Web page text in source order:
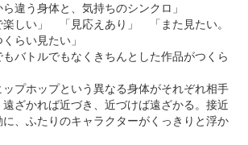
ら違う身体と、気持ちのシンクロ」
楽しい」 「見応えあり」 「また見たい。
らい見たい」
もバトルでもなくきちんとした作品がつくら
ップホップという異なる身体がそれぞれ相手
遠ざかれば近づき、近づけば遠ざかる。接近
に、ふたりのキャラクターがくっきりと浮か